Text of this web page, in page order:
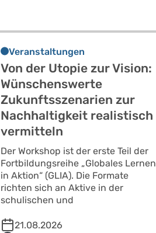
Veranstaltungen
Von der Utopie zur Vision:
Wünschenswerte
Zukunftsszenarien zur
Nachhaltigkeit realistisch
vermitteln
Der Workshop ist der erste Teil der
Fortbildungsreihe „Globales Lernen
in Aktion“ (GLIA). Die Formate
richten sich an Aktive in der
schulischen und
21.08.2026